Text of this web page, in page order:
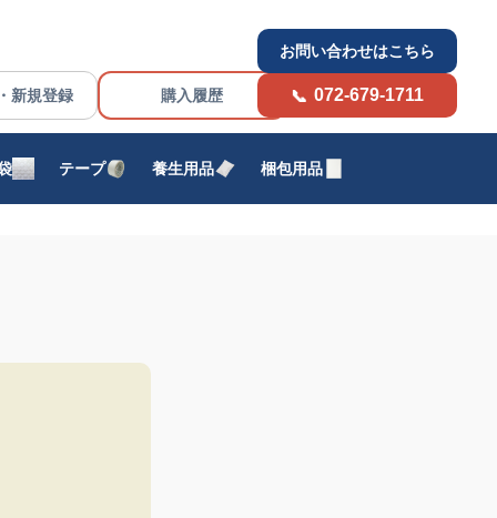
新規登録 購入履歴
お問い合わせはこちら
072-679-1711
テープ 養生用品 梱包用品